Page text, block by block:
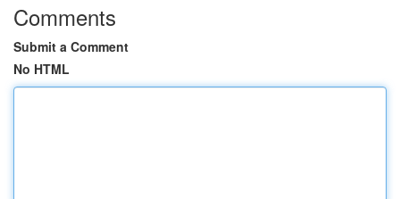
Comments
Submit a Comment
No HTML